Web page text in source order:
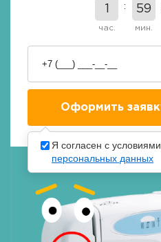
1
час.
59
мин.
Я согласен с условиями
персональных данных